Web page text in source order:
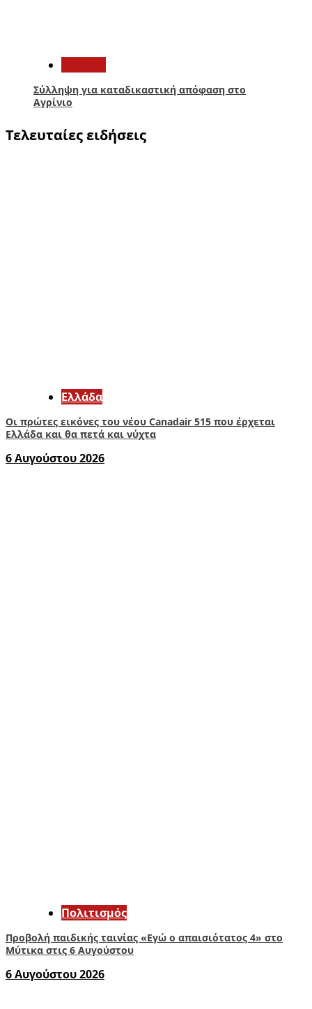
Σύλληψη για καταδικαστική απόφαση στο
Αγρίνιο
Τελευταίες ειδήσεις
Ελλάδα
Οι πρώτες εικόνες του νέου Canadair 515 που έρχεται
Ελλάδα και θα πετά και νύχτα
6 Αυγούστου 2026
Πολιτισμός
Προβολή παιδικής ταινίας «Εγώ ο απαισιότατος 4» στο
Μύτικα στις 6 Αυγούστου
6 Αυγούστου 2026